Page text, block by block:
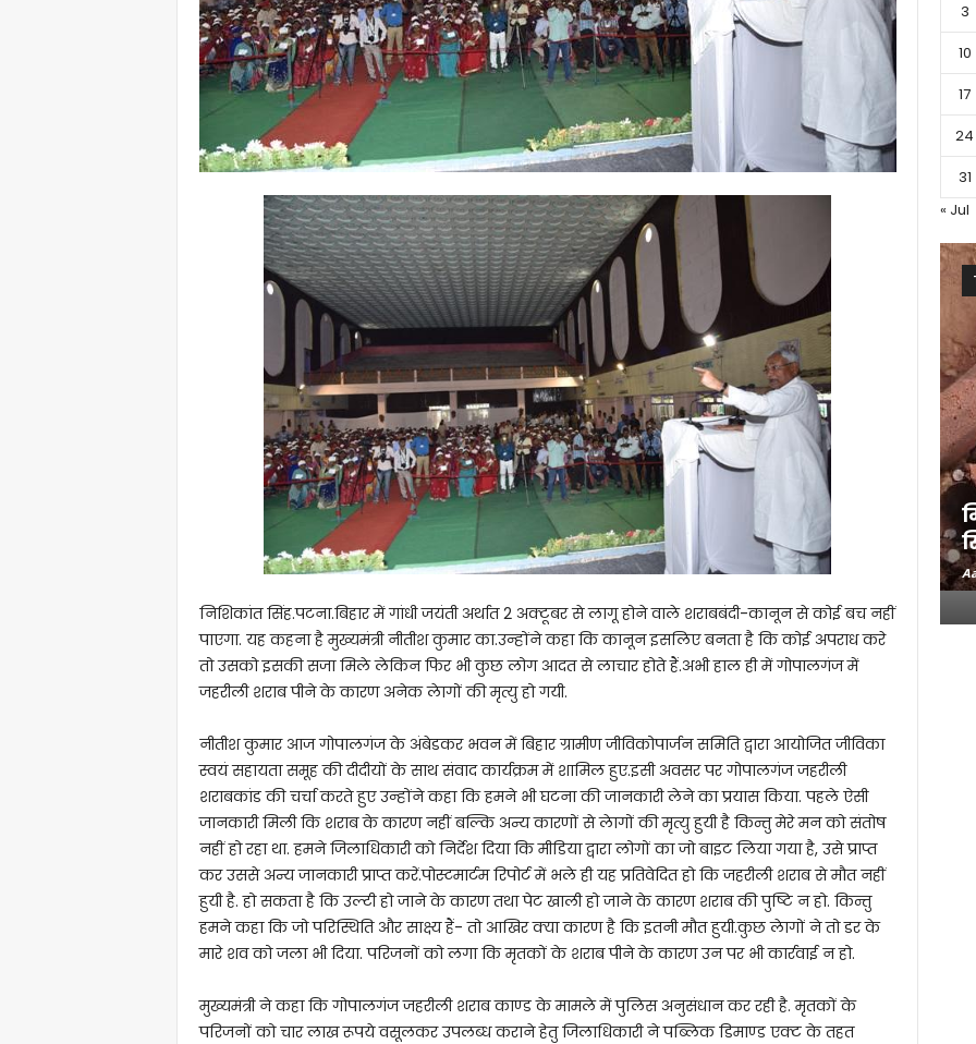
निशिकांत सिंह.पटना.बिहार में गांधी जयंती अर्थात 2 अक्टूबर से लागू होने वाले शराबबंदी-कानून से कोई बच नहीं
पाएगा. यह कहना है मुख्यमंत्री नीतीश कुमार का.उन्होंने कहा कि कानून इसलिए बनता है कि कोई अपराध करे
तो उसको इसकी सजा मिले लेकिन फिर भी कुछ लोग आदत से लाचार होते हैं.अभी हाल ही में गोपालगंज में
जहरीली शराब पीने के कारण अनेक लेागों की मृत्यु हो गयी.
नीतीश कुमार आज गोपालगंज के अंबेडकर भवन में बिहार ग्रामीण जीविकोपार्जन समिति द्वारा आयोजित जीविका
स्वयं सहायता समूह की दीदीयों के साथ संवाद कार्यक्रम में शामिल हुए.इसी अवसर पर गोपालगंज जहरीली
शराबकांड की चर्चा करते हुए उन्होंने कहा कि हमने भी घटना की जानकारी लेने का प्रयास किया. पहले ऐसी
जानकारी मिली कि शराब के कारण नहीं बल्कि अन्य कारणों से लेागों की मृत्यु हुयी है किन्तु मेरे मन को संतोष
नहीं हो रहा था. हमने जिलाधिकारी को निर्देश दिया कि मीडिया द्वारा लोगों का जो बाइट लिया गया है, उसे प्राप्त
कर उससे अन्य जानकारी प्राप्त करें.पोस्टमार्टम रिपोर्ट में भले ही यह प्रतिवेदित हो कि जहरीली शराब से मौत नहीं
हुयी है. हो सकता है कि उल्टी हो जाने के कारण तथा पेट खाली हो जाने के कारण शराब की पुष्टि न हो. किन्तु
हमने कहा कि जो परिस्थिति और साक्ष्य हैं- तो आखिर क्या कारण है कि इतनी मौत हुयी.कुछ लेागों ने तो डर के
मारे शव को जला भी दिया. परिजनों को लगा कि मृतकों के शराब पीने के कारण उन पर भी कार्रवाई न हो.
मुख्यमंत्री ने कहा कि गोपालगंज जहरीली शराब काण्ड के मामले में पुलिस अनुसंधान कर रही है. मृतकों के
परिजनों को चार लाख रूपये वसूलकर उपलब्ध कराने हेतु जिलाधिकारी ने पब्लिक डिमाण्ड एक्ट के तहत
3
10
17
24
31
« Jul